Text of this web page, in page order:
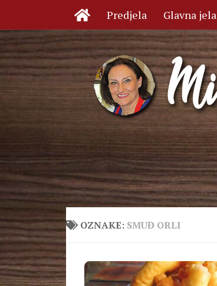
Skip to content Predjela Glavna jela
OZNAKE: SMUĐ ORLI